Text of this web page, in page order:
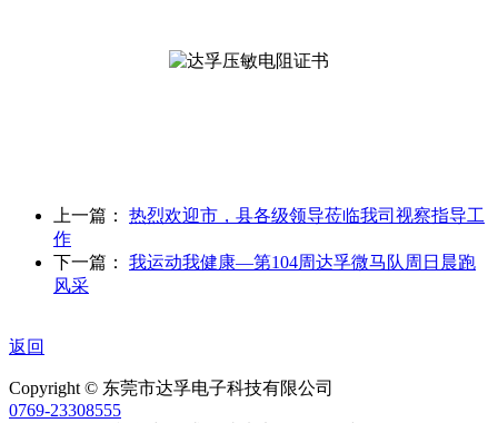
上一篇： 热烈欢迎市，县各级领导莅临我司视察指导工
作
下一篇： 我运动我健康—第104周达孚微马队周日晨跑
风采
返回
Copyright © 东莞市达孚电子科技有限公司
0769-23308555